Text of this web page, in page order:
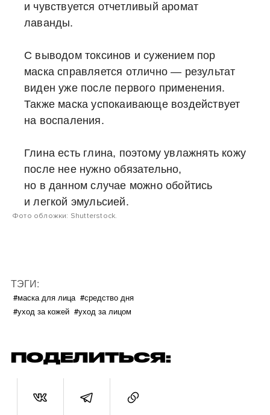
и чувствуется отчетливый аромат
лаванды.
С выводом токсинов и сужением пор
маска справляется отлично — результат
виден уже после первого применения.
Также маска успокаивающе воздействует
на воспаления.
Глина есть глина, поэтому увлажнять кожу
после нее нужно обязательно,
но в данном случае можно обойтись
и легкой эмульсией.
Фото обложки: Shutterstock.
ТЭГИ:
#маска для лица #средство дня
#уход за кожей #уход за лицом
ПОДЕЛИТЬСЯ: